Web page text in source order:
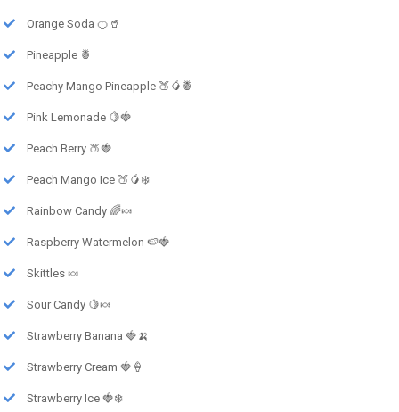
Orange Soda 🍊🥤
Pineapple 🍍
Peachy Mango Pineapple 🍑🥭🍍
Pink Lemonade 🍋🍓
Peach Berry 🍑🍓
Peach Mango Ice 🍑🥭❄️
Rainbow Candy 🌈🍬
Raspberry Watermelon 🍉🍓
Skittles 🍬
Sour Candy 🍋🍬
Strawberry Banana 🍓🍌
Strawberry Cream 🍓🍦
Strawberry Ice 🍓❄️